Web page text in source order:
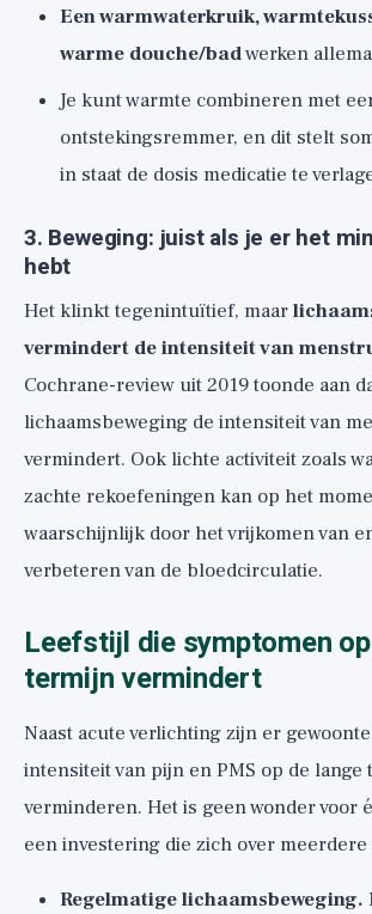
Een warmwaterkruik,
warme douche/badwerken
Je kunt warmte combineren met
ontstekingsremmer, en dit stelt
in staat de dosis medicatie te
3. Beweging: juist als je er het
hebt
Het klinkt tegenintuïtief, maar
vermindert de intensiteit van
Cochrane-review uit 2019 toonde aan
lichaamsbeweging de intensiteit van
vermindert. Ook lichte activiteit zoals
zachte rekoefeningen kan op het
waarschijnlijk door het vrijkomen van
verbeteren van de bloedcirculatie.
Leefstijl die symptomen
termijn vermindert
Naast acute verlichting zijn er
intensiteit van pijn en PMS op de lange
verminderen. Het is geen wonder voor
een investering die zich over
Regelmatige lichaamsbeweging.